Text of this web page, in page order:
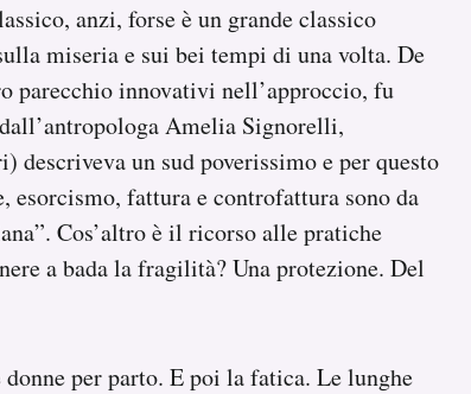
anzi, forse è un grande classico
miseria e sui bei tempi di una volta. De
parecchio innovativi nell’approccio, fu
Amelia Signorelli,
un sud poverissimo e per questo
esorcismo, fattura e controfattura sono da
Cos’altro è il ricorso alle pratiche
a bada la fragilità? Una protezione. Del
per parto. E poi la fatica. Le lunghe